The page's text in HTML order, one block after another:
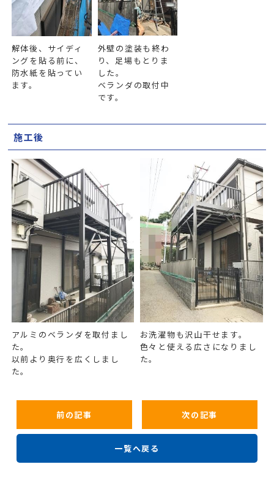
解体後、サイディ
ングを貼る前に、
防水紙を貼ってい
ます。
外壁の塗装も終わ
り、足場もとりま
した。
ベランダの取付中
です。
施工後
アルミのベランダを取付まし
た。
以前より奥行を広くしまし
た。
お洗濯物も沢山干せます。
色々と使える広さになりまし
た。
前の記事 次の記事
一覧へ戻る